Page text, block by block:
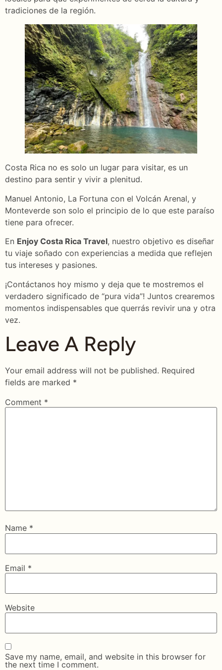
tradiciones de la región.
Costa Rica no es solo un lugar para visitar, es un
destino para sentir y vivir a plenitud.
Manuel Antonio, La Fortuna con el Volcán Arenal, y
Monteverde son solo el principio de lo que este paraíso
tiene para ofrecer.
En Enjoy Costa Rica Travel, nuestro objetivo es diseñar
tu viaje soñado con experiencias a medida que reflejen
tus intereses y pasiones.
¡Contáctanos hoy mismo y deja que te mostremos el
verdadero significado de “pura vida”! Juntos crearemos
momentos indispensables que querrás revivir una y otra
vez.
Leave A Reply
Your email address will not be published. Required
fields are marked *
Comment *
Name *
Email *
Website
Save my name, email, and website in this browser for
the next time I comment.